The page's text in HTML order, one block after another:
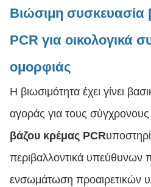
Βιώσιμη συσκευασία
PCR για οικολογικά
ομορφιάς
Η βιωσιμότητα έχει γίνει
αγοράς για τους
βάζου κρέμας PCR
περιβαλλοντικά υπεύθυνων
ενσωμάτωση προαιρετικών